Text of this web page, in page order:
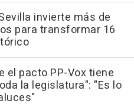
invierte más de
para transformar 16
el pacto PP-Vox tiene
la legislatura": "Es lo